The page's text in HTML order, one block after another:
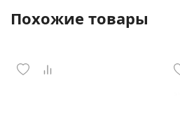
Похожие товары